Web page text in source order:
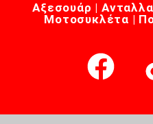
Αξεσουάρ |
Μοτοσυκλέτα |